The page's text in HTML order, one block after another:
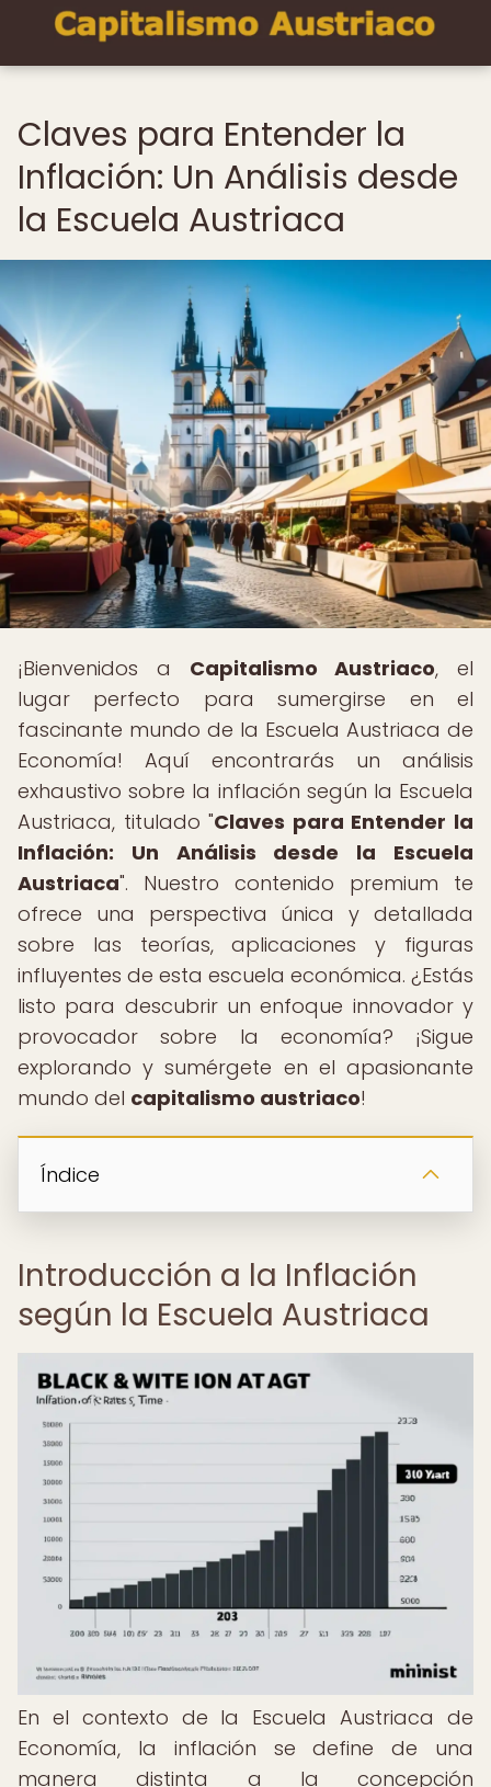
Claves para Entender la
Inflación: Un Análisis desde
la Escuela Austriaca
¡Bienvenidos a Capitalismo Austriaco, el
lugar perfecto para sumergirse en el
fascinante mundo de la Escuela Austriaca de
Economía! Aquí encontrarás un análisis
exhaustivo sobre la inflación según la Escuela
Austriaca, titulado "Claves para Entender la
Inflación: Un Análisis desde la Escuela
Austriaca". Nuestro contenido premium te
ofrece una perspectiva única y detallada
sobre las teorías, aplicaciones y figuras
influyentes de esta escuela económica. ¿Estás
listo para descubrir un enfoque innovador y
provocador sobre la economía? ¡Sigue
explorando y sumérgete en el apasionante
mundo del capitalismo austriaco!
Índice
Introducción a la Inflación
según la Escuela Austriaca
En el contexto de la Escuela Austriaca de
Economía, la inflación se define de una
manera distinta a la concepción